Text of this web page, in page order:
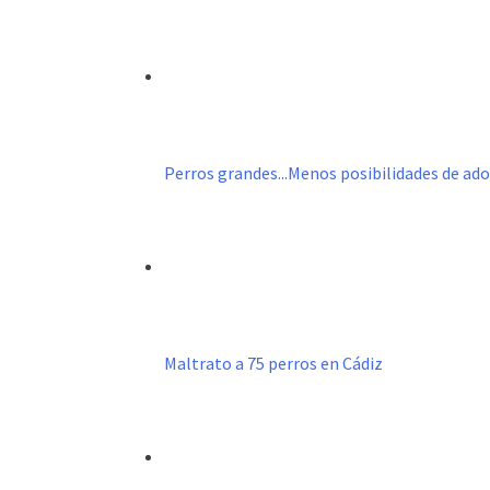
Perros grandes...Menos posibilidades de
Maltrato a 75 perros en Cádiz